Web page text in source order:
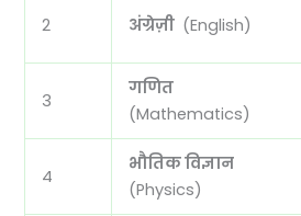
2 अंग्रेज़ी (English)
3
गणित
(Mathematics)
4
भौतिक विज्ञान
(Physics)